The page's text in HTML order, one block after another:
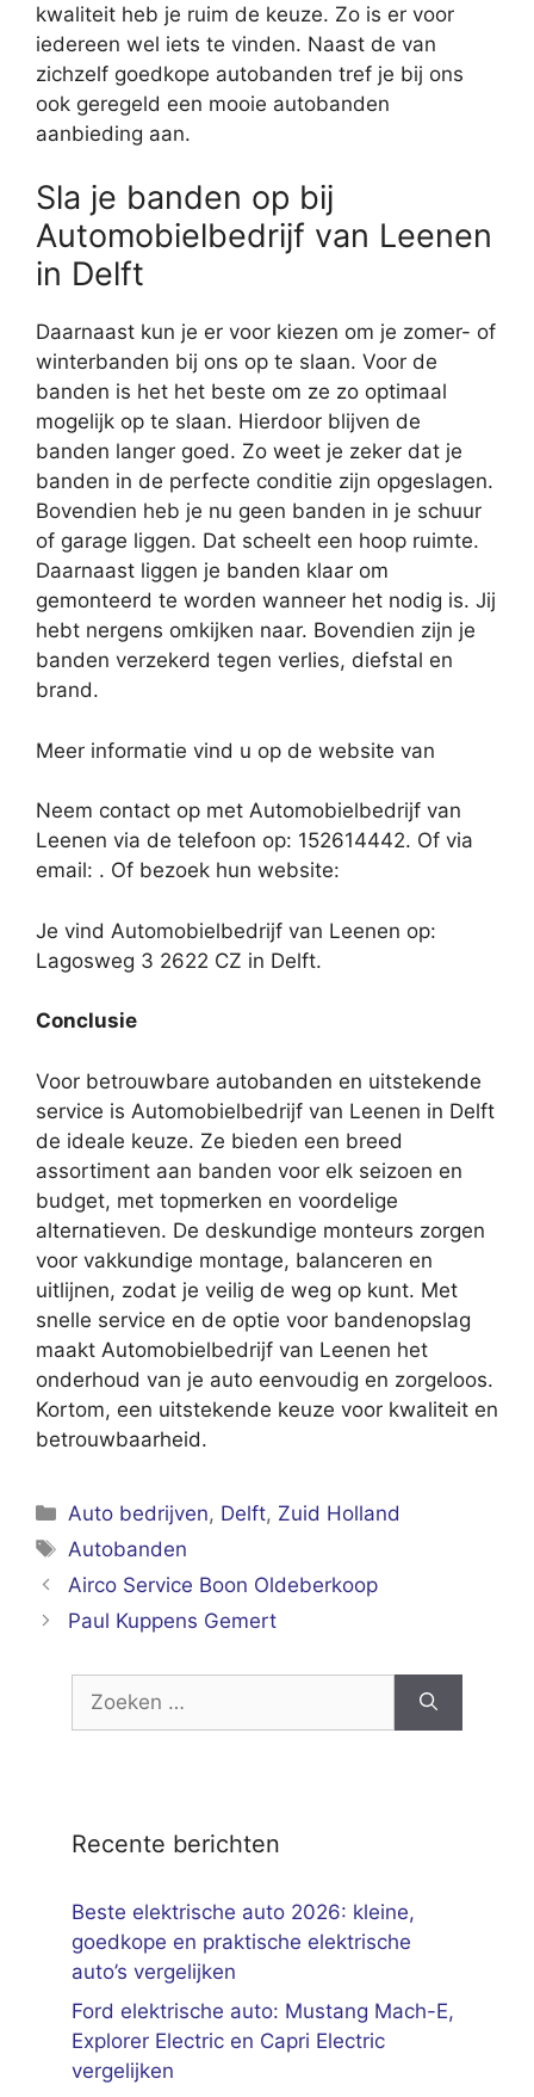
kwaliteit heb je ruim de keuze. Zo is er voor
iedereen wel iets te vinden. Naast de van
zichzelf goedkope autobanden tref je bij ons
ook geregeld een mooie autobanden
aanbieding aan.
Sla je banden op bij
Automobielbedrijf van Leenen
in Delft
Daarnaast kun je er voor kiezen om je zomer- of
winterbanden bij ons op te slaan. Voor de
banden is het het beste om ze zo optimaal
mogelijk op te slaan. Hierdoor blijven de
banden langer goed. Zo weet je zeker dat je
banden in de perfecte conditie zijn opgeslagen.
Bovendien heb je nu geen banden in je schuur
of garage liggen. Dat scheelt een hoop ruimte.
Daarnaast liggen je banden klaar om
gemonteerd te worden wanneer het nodig is. Jij
hebt nergens omkijken naar. Bovendien zijn je
banden verzekerd tegen verlies, diefstal en
brand.
Meer informatie vind u op de website van
Neem contact op met Automobielbedrijf van
Leenen via de telefoon op: 152614442. Of via
email: . Of bezoek hun website:
Je vind Automobielbedrijf van Leenen op:
Lagosweg 3 2622 CZ in Delft.
Conclusie
Voor betrouwbare autobanden en uitstekende
service is Automobielbedrijf van Leenen in Delft
de ideale keuze. Ze bieden een breed
assortiment aan banden voor elk seizoen en
budget, met topmerken en voordelige
alternatieven. De deskundige monteurs zorgen
voor vakkundige montage, balanceren en
uitlijnen, zodat je veilig de weg op kunt. Met
snelle service en de optie voor bandenopslag
maakt Automobielbedrijf van Leenen het
onderhoud van je auto eenvoudig en zorgeloos.
Kortom, een uitstekende keuze voor kwaliteit en
betrouwbaarheid.
Categorieën
Auto bedrijven, Delft, Zuid Holland
Tags
Autobanden
Airco Service Boon Oldeberkoop
Paul Kuppens Gemert
naar:
Recente berichten
Beste elektrische auto 2026: kleine,
goedkope en praktische elektrische
auto’s vergelijken
Ford elektrische auto: Mustang Mach-E,
Explorer Electric en Capri Electric
vergelijken